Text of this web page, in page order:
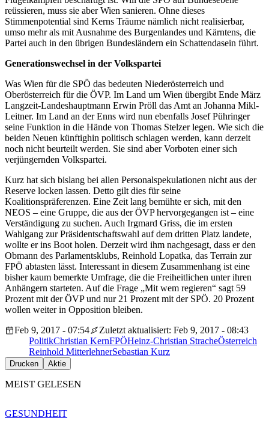
reüssieren, muss sie aber Wien sanieren. Ohne dieses
Stimmenpotential sind Kerns Träume nämlich nicht realisierbar,
umso mehr als mit Ausnahme des Burgenlandes und Kärntens, die
Partei auch in den übrigen Bundesländern ein Schattendasein führt.
Generationswechsel in der Volkspartei
Was Wien für die SPÖ das bedeuten Niederösterreich und
Oberösterreich für die ÖVP. Im Land um Wien übergibt Ende März
Langzeit-Landeshauptmann Erwin Pröll das Amt an Johanna Mikl-
Leitner. Im Land an der Enns wird nun ebenfalls Josef Pühringer
seine Funktion in die Hände von Thomas Stelzer legen. Wie sich die
beiden Neuen künftighin politisch schlagen werden, kann derzeit
noch nicht beurteilt werden. Sie sind aber Vorboten einer sich
verjüngernden Volkspartei.
Kurz hat sich bislang bei allen Personalspekulationen nicht aus der
Reserve locken lassen. Detto gilt dies für seine
Koalitionspräferenzen. Eine Zeit lang bemühte er sich, mit den
NEOS – eine Gruppe, die aus der ÖVP hervorgegangen ist – eine
Verständigung zu suchen. Auch Irgmard Griss, die im ersten
Wahlgang zur Präsidentschaftswahl auf dem dritten Platz landete,
wollte er ins Boot holen. Derzeit wird ihm nachgesagt, dass er den
Obmann des Parlamentsklubs, Reinhold Lopatka, das Terrain zur
FPÖ abtasten lässt. Interessant in diesem Zusammenhang ist eine
bisher kaum bemerkte Umfrage, die die Freiheitlichen unter ihren
Anhängern starteten. Auf die Frage „Mit wem regieren“ sagt 59
Prozent mit der ÖVP und nur 21 Prozent mit der SPÖ. 20 Prozent
wollen weiter in Opposition bleiben.
Feb 9, 2017 - 07:54
Zuletzt aktualisiert: Feb 9, 2017 - 08:43
PolitikChristian KernFPÖHeinz-Christian StracheÖsterreich
Reinhold MitterlehnerSebastian Kurz
Drucken Aktie
MEIST GELESEN
GESUNDHEIT